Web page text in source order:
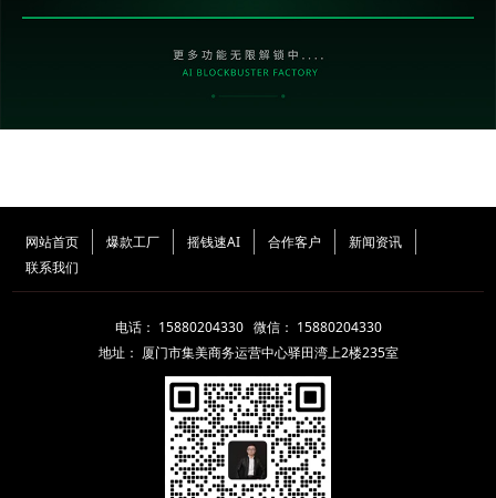
网站首页 爆款工厂 摇钱速AI 合作客户
新闻资讯
联系我们
电话： 15880204330 微信： 15880204330
地址： 厦门市集美商务运营中心驿田湾上2楼235室